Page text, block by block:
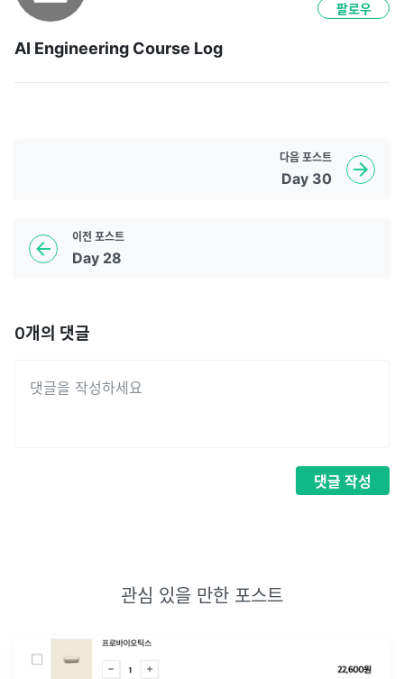
AI Engineering Course Log
팔로우
이전 포스트
Day 28
다음 포스트
Day 30
0개의 댓글
댓글 작성
관심 있을 만한 포스트